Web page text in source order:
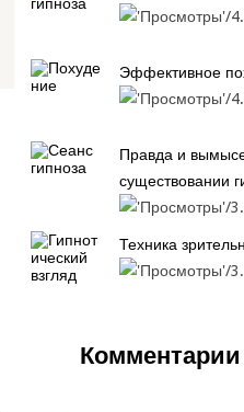
Эффективное
Правда и
существовании
Техника
Комментарии